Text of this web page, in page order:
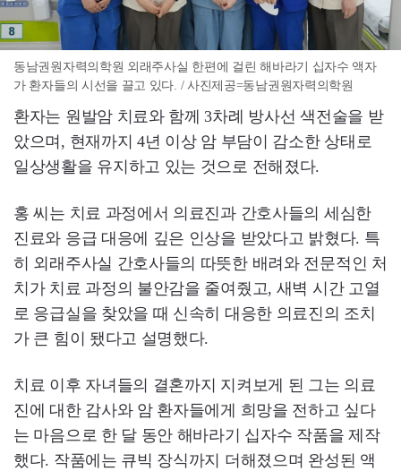
동남권원자력의학원 외래주사실 한편에 걸린 해바라기 십자수 액자
가 환자들의 시선을 끌고 있다. / 사진제공=동남권원자력의학원
환자는 원발암 치료와 함께 3차례 방사선 색전술을 받
았으며, 현재까지 4년 이상 암 부담이 감소한 상태로
일상생활을 유지하고 있는 것으로 전해졌다.
홍 씨는 치료 과정에서 의료진과 간호사들의 세심한
진료와 응급 대응에 깊은 인상을 받았다고 밝혔다. 특
히 외래주사실 간호사들의 따뜻한 배려와 전문적인 처
치가 치료 과정의 불안감을 줄여줬고, 새벽 시간 고열
로 응급실을 찾았을 때 신속히 대응한 의료진의 조치
가 큰 힘이 됐다고 설명했다.
치료 이후 자녀들의 결혼까지 지켜보게 된 그는 의료
진에 대한 감사와 암 환자들에게 희망을 전하고 싶다
는 마음으로 한 달 동안 해바라기 십자수 작품을 제작
했다. 작품에는 큐빅 장식까지 더해졌으며 완성된 액